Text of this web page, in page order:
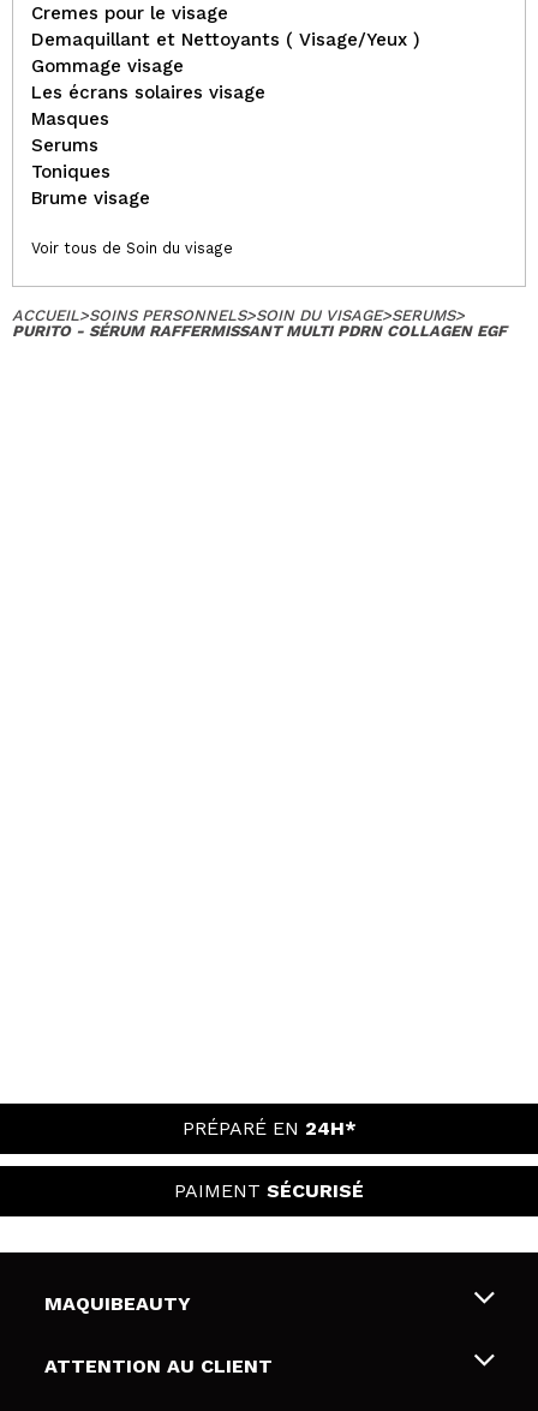
Cremes pour le visage
Demaquillant et Nettoyants ( Visage/Yeux )
Gommage visage
Les écrans solaires visage
Masques
Serums
Toniques
Brume visage
Voir tous de Soin du visage
ACCUEIL>SOINS PERSONNELS>SOIN DU VISAGE>SERUMS>
PURITO - SÉRUM RAFFERMISSANT MULTI PDRN COLLAGEN EGF
PRÉPARÉ EN 24H*
PAIMENT SÉCURISÉ
MAQUIBEAUTY
Qui sommes nous
ATTENTION AU CLIENT